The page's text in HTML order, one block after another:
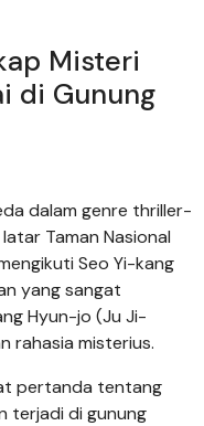
Misteri
di Gunung
dalam genre thriller-
Taman Nasional
Seo Yi-kang
yang sangat
Hyun-jo (Ju Ji-
rahasia misterius.
pertanda tentang
terjadi di gunung